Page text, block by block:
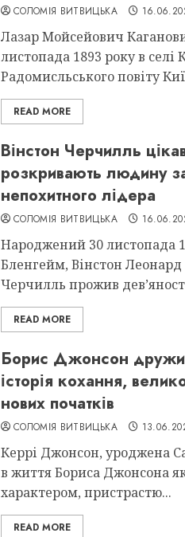
СОЛОМІЯ ВИТВИЦЬКА
Лазар Мойсейович
листопада 1893 року в селі
Радомисльського повіту
READ MORE
Вінстон Черчилль
розкривають людину
непохитного лідера
СОЛОМІЯ ВИТВИЦЬКА
Народжений 30 листопада
Бленгейм, Вінстон
Черчилль прожив
READ MORE
Борис Джонсон
історія кохання,
нових початків
СОЛОМІЯ ВИТВИЦЬКА
Керрі Джонсон, уроджена
в життя Бориса Джонсона
характером, пристрастю...
READ MORE